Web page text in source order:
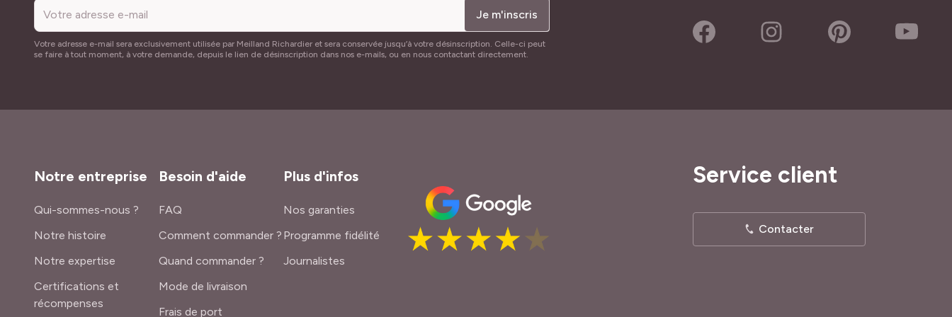
Je m'inscris
Votre adresse e-mail sera exclusivement utilisée par Meilland Richardier et sera conservée jusqu’à votre désinscription. Celle-ci peut
se faire à tout moment, à votre demande, depuis le lien de désinscription dans nos e-mails, ou en nous contactant directement.
Notre entreprise
Qui-sommes-nous ?
Notre histoire
Notre expertise
Certifications et
récompenses
Besoin d'aide
FAQ
Comment commander ?
Quand commander ?
Mode de livraison
Frais de port
Plus d'infos
Nos garanties
Programme fidélité
Journalistes
Service client
Contacter